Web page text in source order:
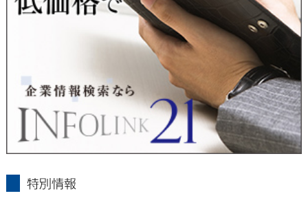
＜個人情報保護に関するお問合せ・相談窓口＞
〒802-0004 北九州市小倉北区鍛冶町2丁目5-11（第一東経ビ
フリーダイヤル 0120-55-9986
受付時間 平日9：00～17：00